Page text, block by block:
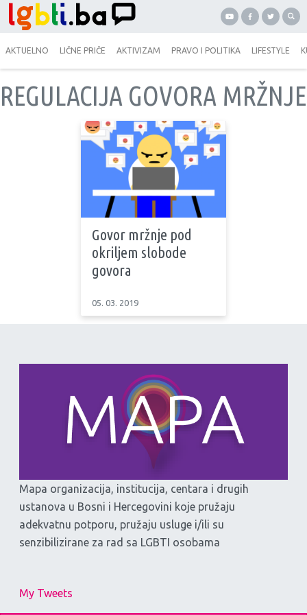
AKTUELNO LIČNE PRIČE AKTIVIZAM PRAVO I POLITIKA LIFESTYLE
REGULACIJA GOVORA MRŽNJE
Govor mržnje pod
okriljem slobode
govora
05. 03. 2019
Mapa organizacija, institucija, centara i drugih
ustanova u Bosni i Hercegovini koje pružaju
adekvatnu potporu, pružaju usluge i/ili su
senzibilizirane za rad sa LGBTI osobama
My Tweets